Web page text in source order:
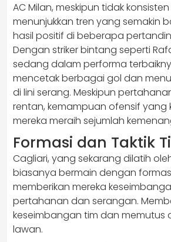
AC Milan, meskipun tidak
menunjukkan tren yang semakin
hasil positif di beberapa
Dengan striker bintang seperti
sedang dalam performa
mencetak berbagai gol dan
di lini serang. Meskipun
rentan, kemampuan ofensif yang
mereka meraih sejumlah
Formasi dan Taktik
Cagliari, yang sekarang dilatih
biasanya bermain dengan
memberikan mereka
pertahanan dan serangan.
keseimbangan tim dan memutus
lawan.